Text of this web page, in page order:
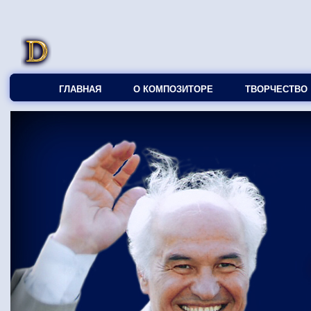
ГЛАВНАЯ О КОМПОЗИТОРЕ ТВОРЧЕСТВО